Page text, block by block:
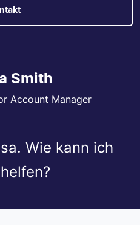
Smith
Account Manager
Wie kann ich